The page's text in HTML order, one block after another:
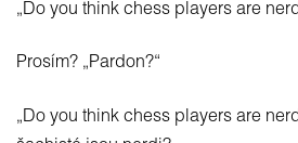
„Do you think chess players are
Prosím? „Pardon?“
„Do you think chess players are